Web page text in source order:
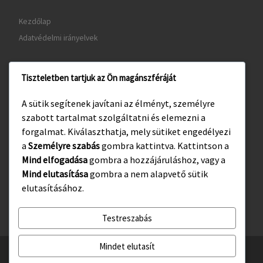
Kezdőlap
Adatvédelmi irányelvek
www.visitgyula.com
www.gyulakult.hu
Facebook Instagram
© 2026Gyulasport Nonprofit Kft.– All rights reserved
Tiszteletben tartjuk az Ön magánszféráját
A sütik segítenek javítani az élményt, személyre
szabott tartalmat szolgáltatni és elemezni a
forgalmat. Kiválaszthatja, mely sütiket engedélyezi
a Személyre szabásgombra kattintva. Kattintson a
Mind elfogadásagombra a hozzájáruláshoz, vagy a
Mind elutasításagombra a nem alapvető sütik
elutasításához.
Testreszabás
Mindet elutasít